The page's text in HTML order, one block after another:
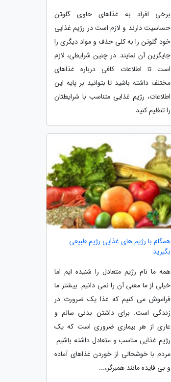
برخی افراد به غذاهای حاوی گلوتن
حساسیت دارند و لازم است در رژیم غذایی
خود گلوتن را به کلی حذف و مواد دیگری را
جایگزین آن نمایند. در چنین شرایطی، لازم
است تا اطلاعات کافی درباره غذاهای
مختلف داشته باشید تا بتوانید بر پایه این
اطلاعات، رژیم غذایی متناسب با شرایطتان
را تنظیم کنید.
همگام با رژیم های غذایی رژیم طبیعی
بگیرید
همه ما نام رژیم متعادل را شنیده ایم اما
خیلی از ما معنی آن را نمی دانیم. بیشتر ما
فراموش می کنیم که غذا یک ضرورت در
زندگی است. برای داشتن بدنی سالم و
عاری از هر بیماری ضروری است که یک
رژیم غذایی مناسب و متعادل داشته باشیم.
مردم با خوشحالی از خوردن غذاهای آماده
و بی فایده مانند همبرگر،...